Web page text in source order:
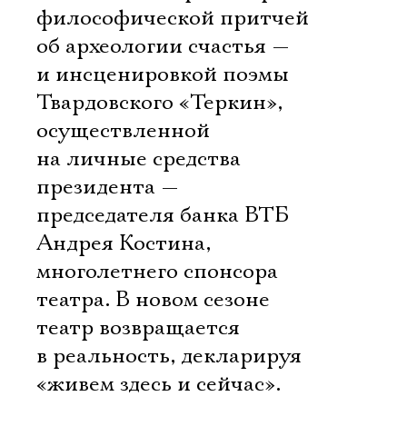
философической притчей
об археологии счастья —
и инсценировкой поэмы
Твардовского «Теркин»,
осуществленной
на личные средства
президента —
председателя банка ВТБ
Андрея Костина,
многолетнего спонсора
театра. В новом сезоне
театр возвращается
в реальность, декларируя
«живем здесь и сейчас».